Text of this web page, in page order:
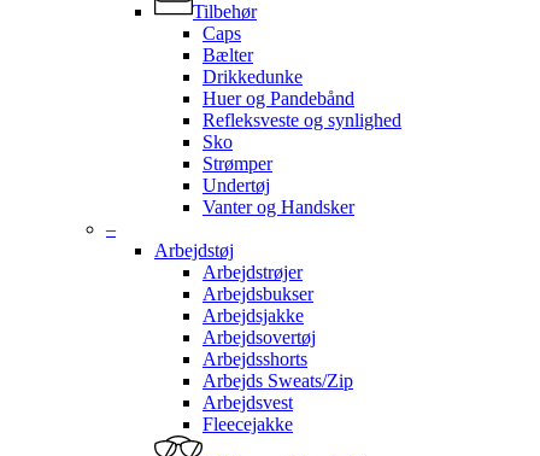
Tilbehør
Caps
Bælter
Drikkedunke
Huer og Pandebånd
Refleksveste og synlighed
Sko
Strømper
Undertøj
Vanter og Handsker
–
Arbejdstøj
Arbejdstrøjer
Arbejdsbukser
Arbejdsjakke
Arbejdsovertøj
Arbejdsshorts
Arbejds Sweats/Zip
Arbejdsvest
Fleecejakke